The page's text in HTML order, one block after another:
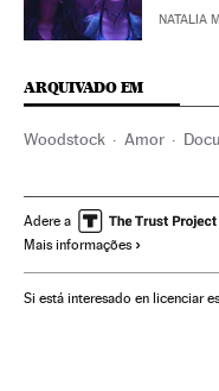
NATALIA
ARQUIVADO EM
Woodstock Amor
Música Agenda Cinema
Cultura Sociedade
Adere a
Mais informações
Si está interesado en licenciar